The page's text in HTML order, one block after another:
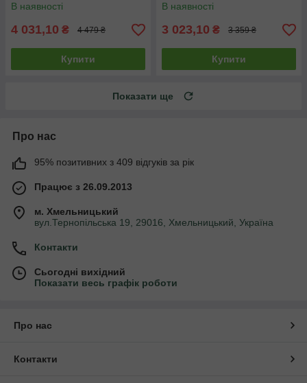
В наявності
4 031,10 ₴ 4 479 ₴
Купити
В наявності
3 023,10 ₴ 3 359 ₴
Купити
Показати ще
Про нас
95% позитивних з 409 відгуків за рік
Працює з 26.09.2013
м. Хмельницький
вул.Тернопільська 19, 29016, Хмельницький, Україна
Контакти
Сьогодні вихідний
Показати весь графік роботи
Про нас
Контакти